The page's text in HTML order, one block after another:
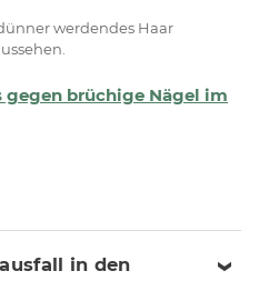
werdendes Haar
gegen brüchige Nägel im
in den